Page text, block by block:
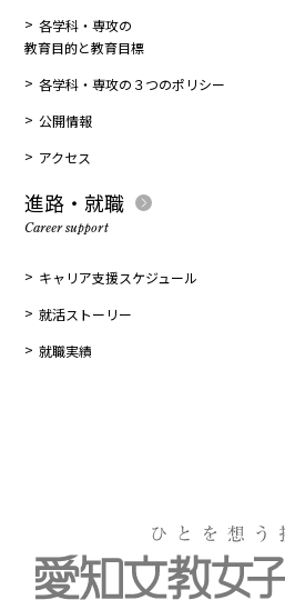
各学科・専攻の
教育目的と教育目標
各学科・専攻の３つのポリシー
公開情報
アクセス
進路・就職
Career support
キャリア支援スケジュール
就活ストーリー
就職実績